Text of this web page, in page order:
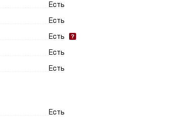
Есть
Есть
Есть
Есть
Есть
Есть